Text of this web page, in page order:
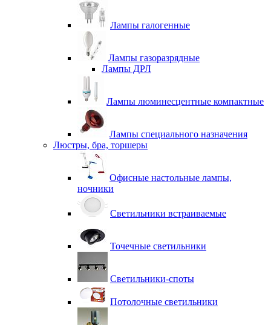
Лампы галогенные
Лампы газоразрядные
Лампы ДРЛ
Лампы люминесцентные компактные
Лампы специального назначения
Люстры, бра, торшеры
Офисные настольные лампы,
ночники
Светильники встраиваемые
Точечные светильники
Светильники-споты
Потолочные светильники